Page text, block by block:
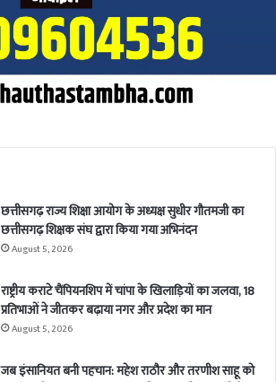
छत्तीसगढ़ राज्य शिक्षा आयोग के अध्यक्ष सुधीर गौतमजी का
छत्तीसगढ़ शिक्षक संघ द्वारा किया गया अभिनंदन
August 5, 2026
राष्ट्रीय कराटे चैंपियनशिप में चांपा के खिलाड़ियों का जलवा, 18
प्रतिभाओं ने जीतकर बढ़ाया नगर और प्रदेश का मान
August 5, 2026
जब इंसानियत बनी पहचान: महेश राठौर और तरणीश साहू को